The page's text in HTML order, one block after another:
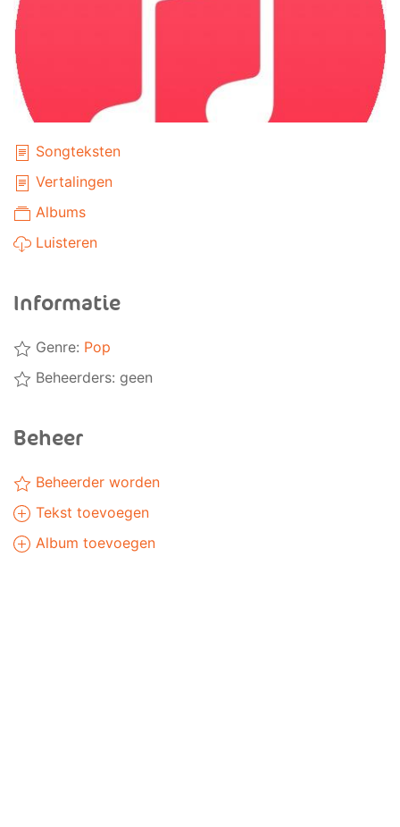
Songteksten
Vertalingen
Albums
Luisteren
Informatie
Genre: Pop
Beheerders: geen
Beheer
Beheerder worden
Tekst toevoegen
Album toevoegen